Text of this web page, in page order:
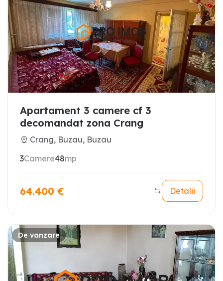
Apartament 3 camere cf 3
decomandat zona Crang
Crang, Buzau, Buzau
3Camere48mp
64.400 € Detalii
De vanzare